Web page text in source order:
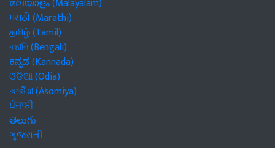
മലയാളം (Malayalam)
मराठी (Marathi)
தமிழ் (Tamil)
বাঙালি (Bengali)
ಕನ್ನಡ (Kannada)
ଓଡିଆ (Odia)
অসমীয়া (Asomiya)
ਪੰਜਾਬੀ
తెలుగు
ગુજરાતી